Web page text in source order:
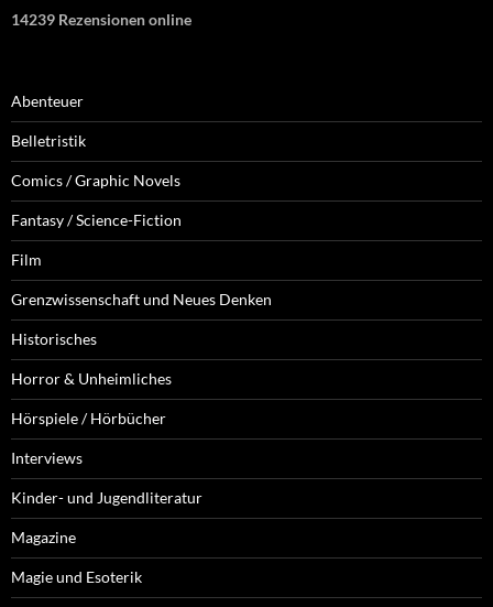
14239 Rezensionen online
Abenteuer
Belletristik
Comics / Graphic Novels
Fantasy / Science-Fiction
Film
Grenzwissenschaft und Neues Denken
Historisches
Horror & Unheimliches
Hörspiele / Hörbücher
Interviews
Kinder- und Jugendliteratur
Magazine
Magie und Esoterik